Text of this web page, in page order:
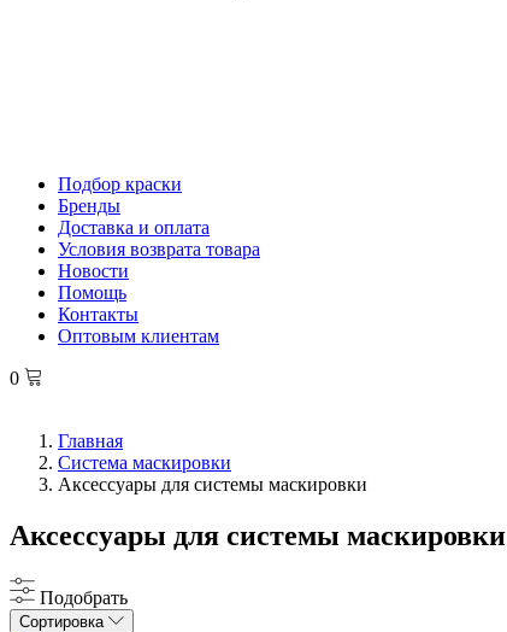
Подбор краски
Бренды
Доставка и оплата
Условия возврата товара
Новости
Помощь
Контакты
Оптовым клиентам
0
Главная
Система маскировки
Аксессуары для системы маскировки
Аксессуары для системы маскировки
Подобрать
Сортировка